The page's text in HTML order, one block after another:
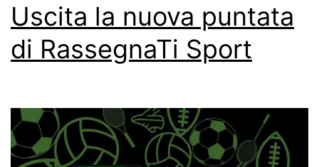
Uscita la nuova puntata
di RassegnaTi Sport